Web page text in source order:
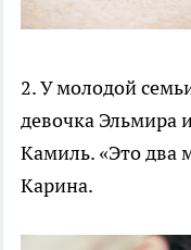
2. У молодой
девочка Эльмира
Камиль. «Это два
Карина.